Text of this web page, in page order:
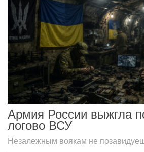
Армия России выжгла
логово ВСУ
Незалежным воякам не